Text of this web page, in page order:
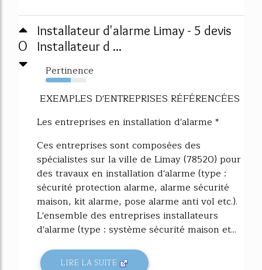
0
Installateur d'alarme Limay - 5 devis
Installateur d ...
Pertinence
61%
EXEMPLES D'ENTREPRISES RÉFÉRENCÉES
Les entreprises en installation d'alarme *
Ces entreprises sont composées des
spécialistes sur la ville de Limay (78520) pour
des travaux en installation d'alarme (type :
sécurité protection alarme, alarme sécurité
maison, kit alarme, pose alarme anti vol etc.).
L'ensemble des entreprises installateurs
d'alarme (type : système sécurité maison et...
LIRE LA SUITE